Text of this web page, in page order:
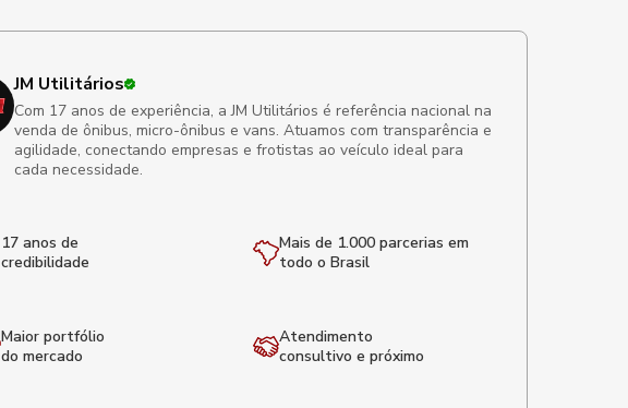
JM Utilitários
Com 17 anos de experiência, a JM Utilitários é referência nacional na
venda de ônibus, micro-ônibus e vans. Atuamos com transparência e
agilidade, conectando empresas e frotistas ao veículo ideal para
cada necessidade.
17 anos de
credibilidade
Mais de 1.000 parcerias em
todo o Brasil
Maior portfólio
do mercado
Atendimento
consultivo e próximo